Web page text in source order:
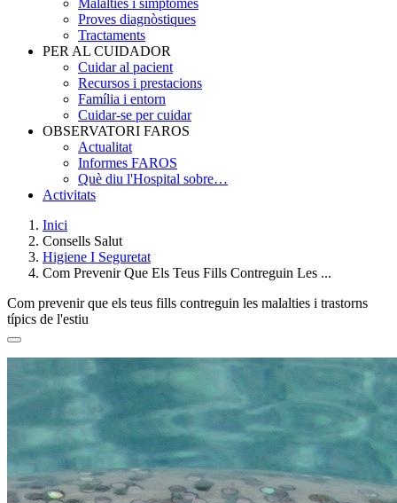
Malalties i símptomes
Proves diagnòstiques
Tractaments
PER AL CUIDADOR
Cuidar al pacient
Recursos i prestacions
Família i entorn
Cuidar-se per cuidar
OBSERVATORI FAROS
Actualitat
Informes FAROS
Què diu l'Hospital sobre…
Activitats
Breadcrumb
Inici
Consells Salut
Higiene I Seguretat
Com Prevenir Que Els Teus Fills Contreguin Les ...
Com prevenir que els teus fills contreguin les malalties i trastorns
típics de l'estiu